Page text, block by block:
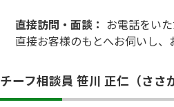
直接訪問・面談： お電話をい
直接お客様のもとへお伺いし、
チーフ相談員 笹川 正仁（ささ